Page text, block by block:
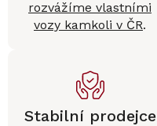
rozvážíme vlastními
vozy kamkoli v ČR.
Stabilní prodejce